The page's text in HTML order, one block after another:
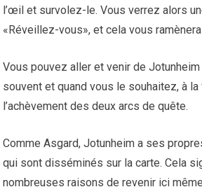
l’œil et survolez-le. Vous verrez alors
«Réveillez-vous», et cela vous
Vous pouvez aller et venir de Jotunheim
souvent et quand vous le souhaitez, à
l’achèvement des deux arcs de quête.
Comme Asgard, Jotunheim a ses
qui sont disséminés sur la carte. Cela
nombreuses raisons de revenir ici